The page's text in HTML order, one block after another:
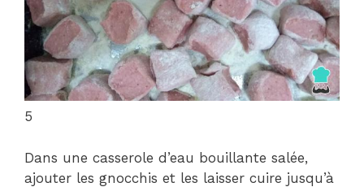
5
Dans une casserole d’eau bouillante salée,
ajouter les gnocchis et les laisser cuire jusqu’à